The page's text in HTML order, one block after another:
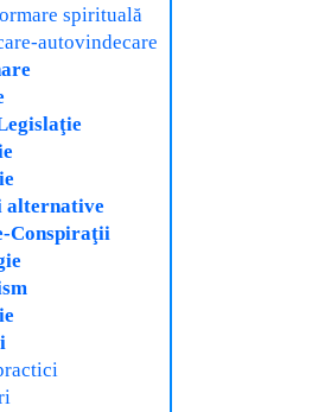
spirituală
autovindecare
alternative
Conspiraţii